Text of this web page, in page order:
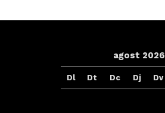
agost 2026
Dl Dt Dc Dj Dv